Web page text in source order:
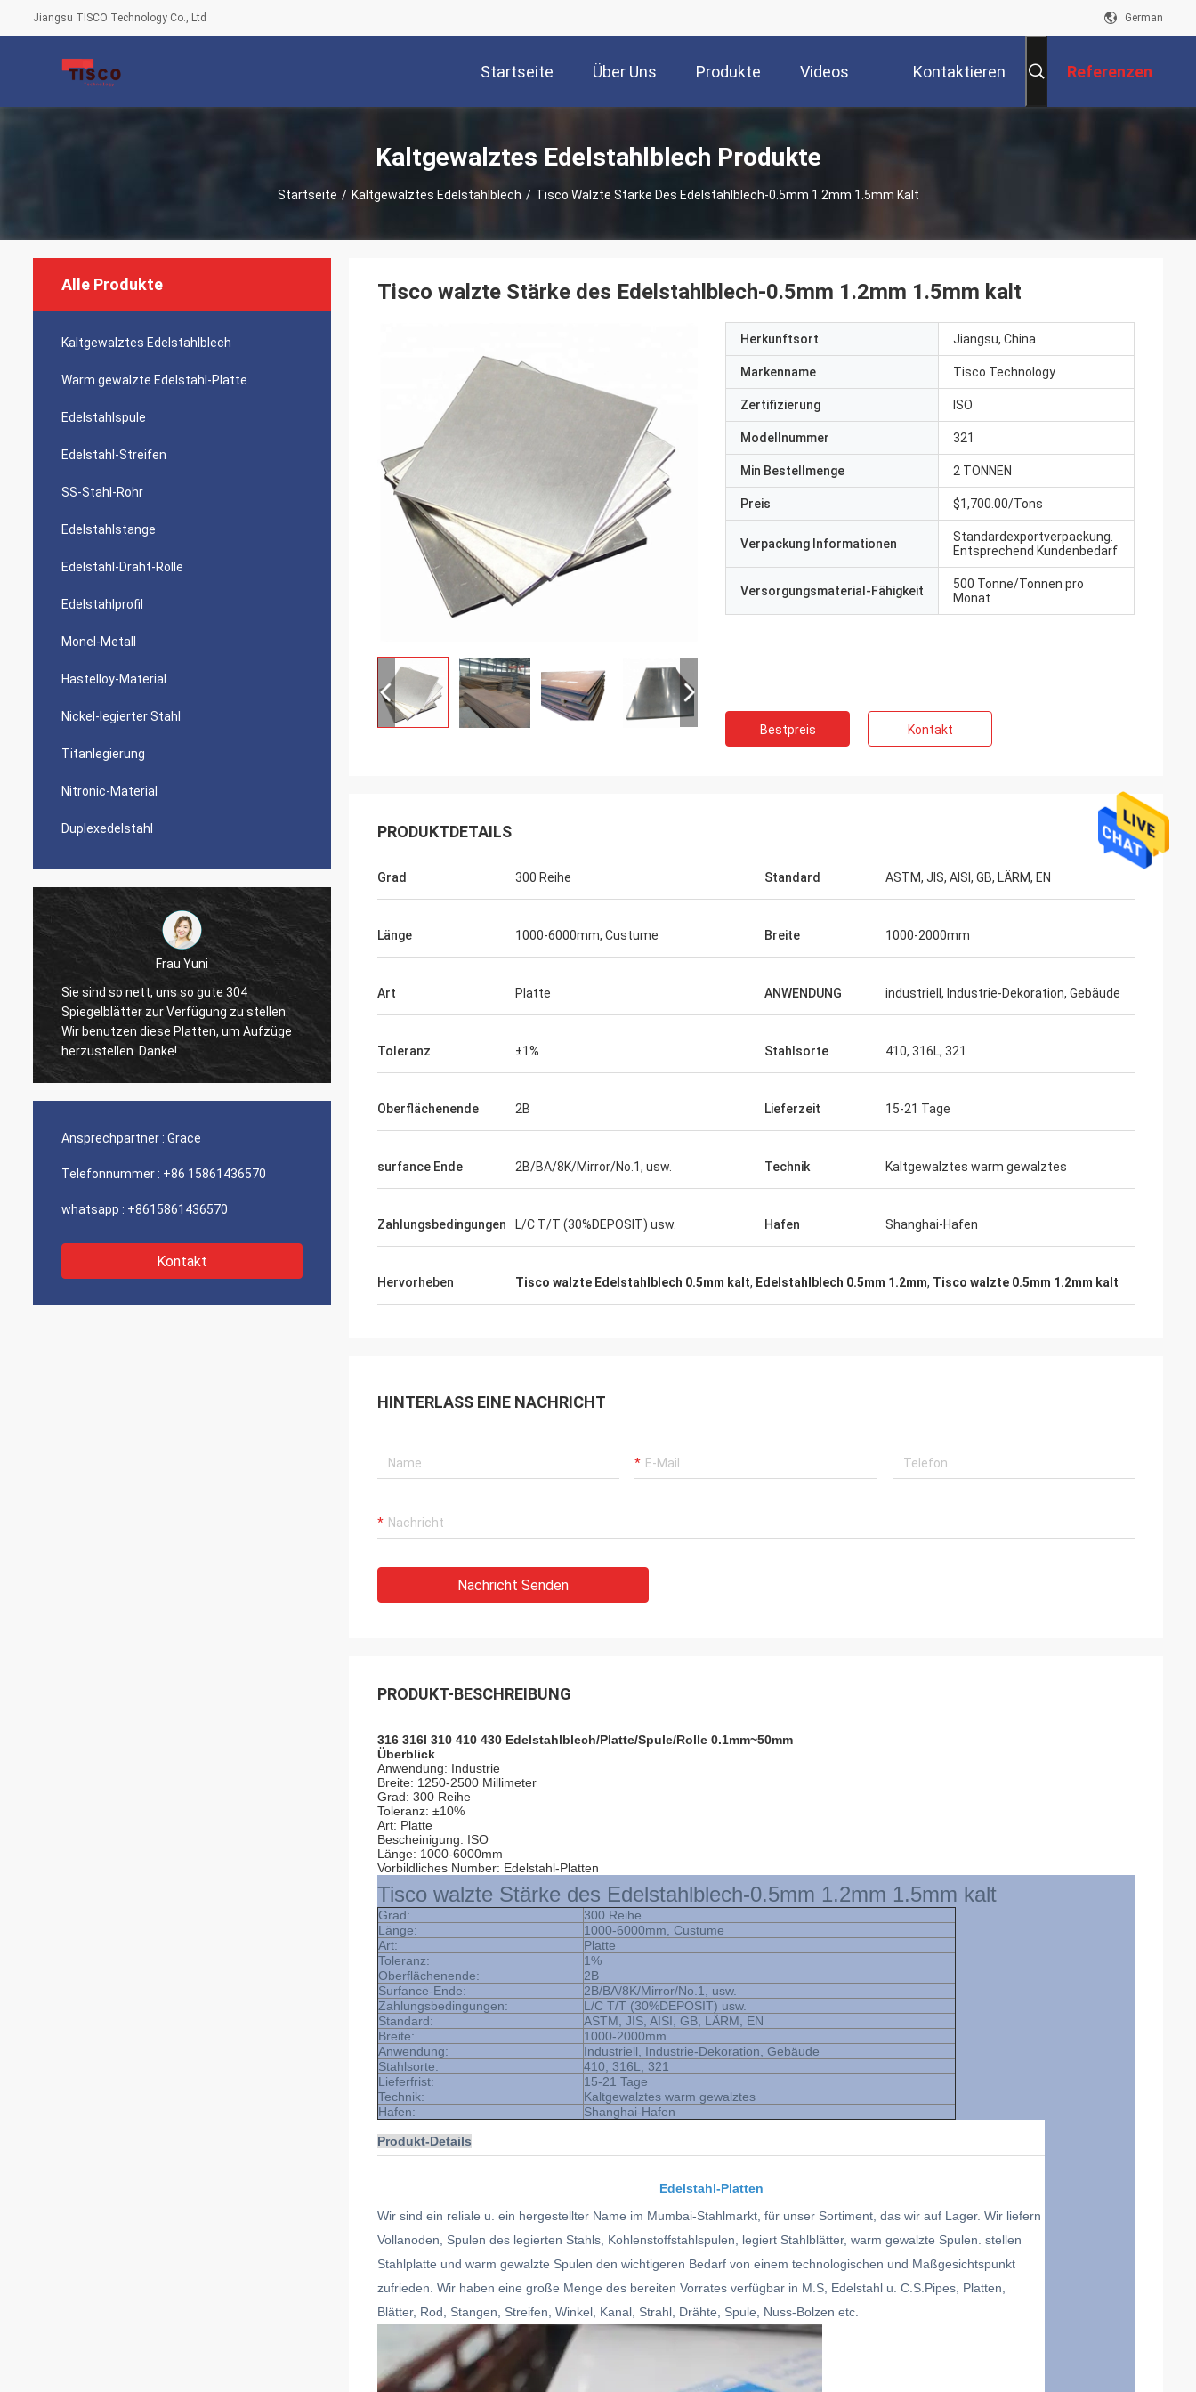
Jiangsu TISCO Technology Co., Ltd German
Startseite Über Uns Produkte Videos Kontaktieren Referenzen
Kaltgewalztes Edelstahlblech Produkte
Startseite / Kaltgewalztes Edelstahlblech / Tisco Walzte Stärke Des Edelstahlblech-0.5mm 1.2mm 1.5mm Kalt
Alle Produkte
Kaltgewalztes Edelstahlblech
Warm gewalzte Edelstahl-Platte
Edelstahlspule
Edelstahl-Streifen
SS-Stahl-Rohr
Edelstahlstange
Edelstahl-Draht-Rolle
Edelstahlprofil
Monel-Metall
Hastelloy-Material
Nickel-legierter Stahl
Titanlegierung
Nitronic-Material
Duplexedelstahl
Frau Yuni
Sie sind so nett, uns so gute 304
Spiegelblätter zur Verfügung zu stellen.
Wir benutzen diese Platten, um Aufzüge
herzustellen. Danke!
The quality of the pipes is very good, very
nice seamless pipes!
Ansprechpartner : Grace
Telefonnummer : +86 15861436570
whatsapp : +8615861436570
Kontakt
Tisco walzte Stärke des Edelstahlblech-0.5mm 1.2mm 1.5mm kalt
Herkunftsort Jiangsu, China
Markenname Tisco Technology
Zertifizierung ISO
Modellnummer 321
Min Bestellmenge 2 TONNEN
Preis $1,700.00/Tons
Verpackung Informationen
Standardexportverpackung.
Entsprechend Kundenbedarf
Versorgungsmaterial-Fähigkeit
500 Tonne/Tonnen pro
Monat
Bestpreis Kontakt
PRODUKTDETAILS
Grad 300 Reihe Standard ASTM, JIS, AISI, GB, LÄRM, EN
Länge 1000-6000mm, Custume Breite 1000-2000mm
Art Platte ANWENDUNG industriell, Industrie-Dekoration, Gebäude
Toleranz ±1% Stahlsorte 410, 316L, 321
Oberflächenende 2B Lieferzeit 15-21 Tage
surfance Ende 2B/BA/8K/Mirror/No.1, usw. Technik Kaltgewalztes warm gewalztes
Zahlungsbedingungen L/C T/T (30%DEPOSIT) usw. Hafen Shanghai-Hafen
Hervorheben Tisco walzte Edelstahlblech 0.5mm kalt, Edelstahlblech 0.5mm 1.2mm, Tisco walzte 0.5mm 1.2mm kalt
HINTERLASS EINE NACHRICHT
Nachricht Senden
PRODUKT-BESCHREIBUNG
316 316l 310 410 430 Edelstahlblech/Platte/Spule/Rolle 0.1mm~50mm
Überblick
Anwendung: Industrie
Breite: 1250-2500 Millimeter
Grad: 300 Reihe
Toleranz: ±10%
Art: Platte
Bescheinigung: ISO
Länge: 1000-6000mm
Vorbildliches Number: Edelstahl-Platten
Tisco walzte Stärke des Edelstahlblech-0.5mm 1.2mm 1.5mm kalt
Grad:
300 Reihe
Länge:
1000-6000mm, Custume
Art:
Platte
Toleranz:
1%
Oberflächenende:
2B
Surfance-Ende:
2B/BA/8K/Mirror/No.1, usw.
Zahlungsbedingungen:
L/C T/T (30%DEPOSIT) usw.
Standard:
ASTM, JIS, AISI, GB, LÄRM, EN
Breite:
1000-2000mm
Anwendung:
Industriell, Industrie-Dekoration, Gebäude
Stahlsorte:
410, 316L, 321
Lieferfrist:
15-21 Tage
Technik:
Kaltgewalztes warm gewalztes
Hafen:
Shanghai-Hafen
Produkt-Details
Edelstahl-Platten
Wir sind ein reliale u. ein hergestellter Name im Mumbai-Stahlmarkt, für unser Sortiment, das wir auf Lager. Wir liefern
Vollanoden, Spulen des legierten Stahls, Kohlenstoffstahlspulen, legiert Stahlblätter, warm gewalzte Spulen. stellen
Stahlplatte und warm gewalzte Spulen den wichtigeren Bedarf von einem technologischen und Maßgesichtspunkt
zufrieden. Wir haben eine große Menge des bereiten Vorrates verfügbar in M.S, Edelstahl u. C.S.Pipes, Platten,
Blätter, Rod, Stangen, Streifen, Winkel, Kanal, Strahl, Drähte, Spule, Nuss-Bolzen etc.